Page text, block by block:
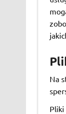
Na
Pliki